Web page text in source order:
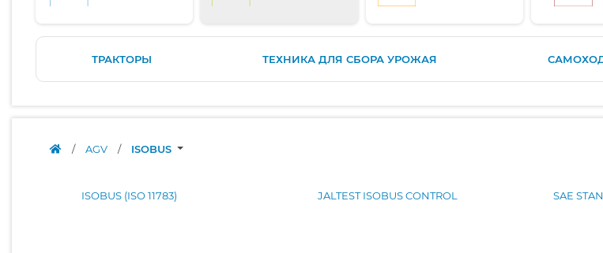
ТРАКТОРЫ ТЕХНИКА ДЛЯ СБОРА УРОЖАЯ
/ AGV / ISOBUS
ISOBUS (ISO 11783) JALTEST ISOBUS CONTROL SAE